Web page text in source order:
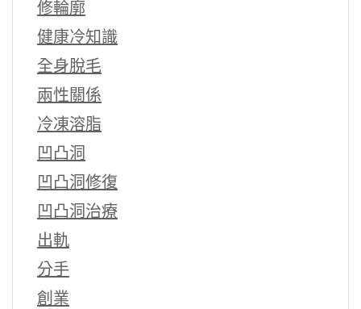
修輪廓
健康冷知識
全身脫毛
兩性關係
冷凍溶脂
凹凸洞
凹凸洞修復
凹凸洞治療
出軌
分手
創業